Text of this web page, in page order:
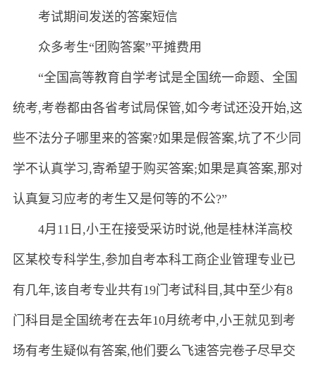
考试期间发送的答案短信
众多考生“团购答案”平摊费用
“全国高等教育自学考试是全国统一命题、全国
统考,考卷都由各省考试局保管,如今考试还没开始,这
些不法分子哪里来的答案?如果是假答案,坑了不少同
学不认真学习,寄希望于购买答案;如果是真答案,那对
认真复习应考的考生又是何等的不公?”
4月11日,小王在接受采访时说,他是桂林洋高校
区某校专科学生,参加自考本科工商企业管理专业已
有几年,该自考专业共有19门考试科目,其中至少有8
门科目是全国统考在去年10月统考中,小王就见到考
场有考生疑似有答案,他们要么飞速答完卷子尽早交